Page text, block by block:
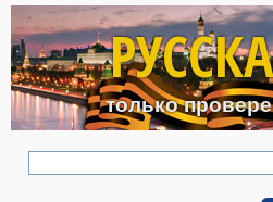
только